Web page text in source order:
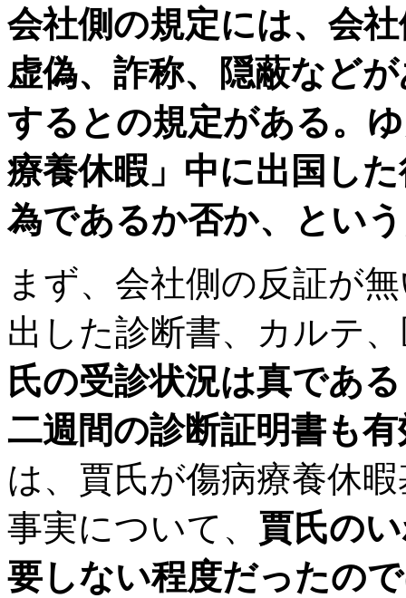
会社側の規定には、会
虚偽、詐称、隠蔽など
するとの規定がある。
療養休暇」中に出国し
為であるか否か、とい
まず、会社側の反証が
出した診断書、カルテ
氏の受診状況は真であ
二週間の診断証明書も有
は、賈氏が傷病療養休
事実について、 賈氏の
要しない程度だったの